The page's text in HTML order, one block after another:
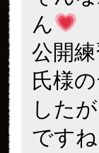
ん
公開
氏様
した
ですね